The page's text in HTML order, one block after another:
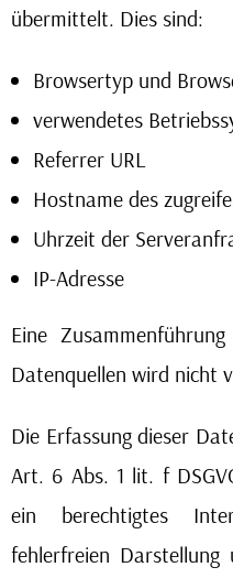
übermittelt. Dies sind:
Browsertyp und
verwendetes
Referrer URL
Hostname des
Uhrzeit der
IP-Adresse
Eine
Datenquellen wird nicht
Die Erfassung dieser
Art. 6 Abs. 1 lit. f
ein berechtigtes
fehlerfreien